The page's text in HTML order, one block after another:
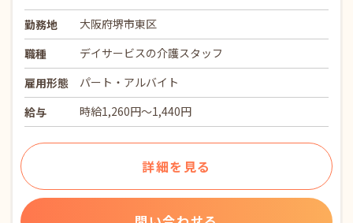
勤務地
大阪府堺市東区
職種
デイサービスの介護スタッフ
雇用形態
パート・アルバイト
給与
時給1,260円～1,440円
詳細を見る